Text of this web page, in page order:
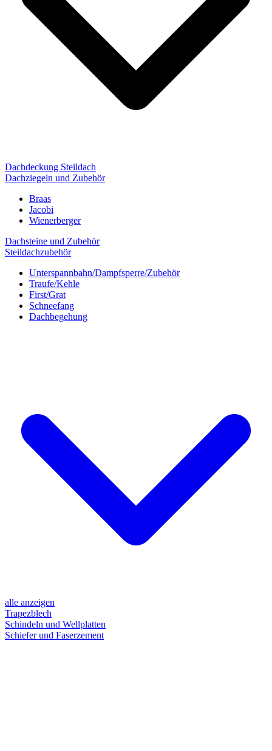
Dachdeckung Steildach
Dachziegeln und Zubehör
Braas
Jacobi
Wienerberger
Dachsteine und Zubehör
Steildachzubehör
Unterspannbahn/Dampfsperre/Zubehör
Traufe/Kehle
First/Grat
Schneefang
Dachbegehung
alle anzeigen
Trapezblech
Schindeln und Wellplatten
Schiefer und Faserzement